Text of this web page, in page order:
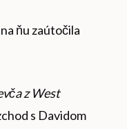
ňu zaútočila
z West
s Davidom